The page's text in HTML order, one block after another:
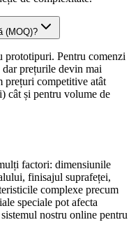
(MOQ)?
prototipuri. Pentru comenzi
prețurile devin mai
prețuri competitive atât
cât și pentru volume de
factori: dimensiunile
finisajul suprafeței,
complexe precum
speciale pot afecta
nostru online pentru